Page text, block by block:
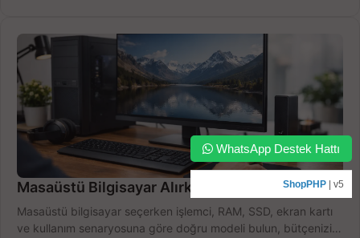
Masaüstü Bilgisayar Alırken Doğru Seçim
Masaüstü bilgisayar seçerken işlemci, RAM, SSD, ekran kartı
ve kullanım senaryosuna göre doğru modeli bulun, bütçenizi
WhatsApp Destek Hattı
ShopPHP | v5